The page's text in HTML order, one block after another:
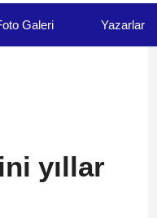
Galeri Yazarlar
yıllar